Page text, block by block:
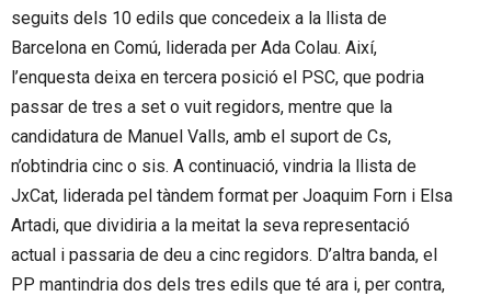
seguits dels 10 edils que concedeix a la llista de
Barcelona en Comú, liderada per Ada Colau. Així,
l’enquesta deixa en tercera posició el PSC, que podria
passar de tres a set o vuit regidors, mentre que la
candidatura de Manuel Valls, amb el suport de Cs,
n’obtindria cinc o sis. A continuació, vindria la llista de
JxCat, liderada pel tàndem format per Joaquim Forn i Elsa
Artadi, que dividiria a la meitat la seva representació
actual i passaria de deu a cinc regidors. D’altra banda, el
PP mantindria dos dels tres edils que té ara i, per contra,